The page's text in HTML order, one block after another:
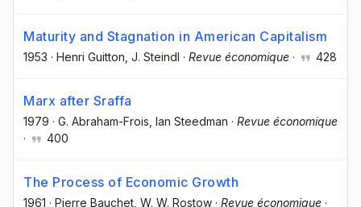
Maturity and Stagnation in American Capitalism
1953 · Henri Guitton , J. Steindl · Revue économique · 428
Marx after Sraffa
1979 · G. Abraham-Frois , Ian Steedman · Revue économique
·
400
The Process of Economic Growth
1961 · Pierre Bauchet , W. W. Rostow · Revue économique ·